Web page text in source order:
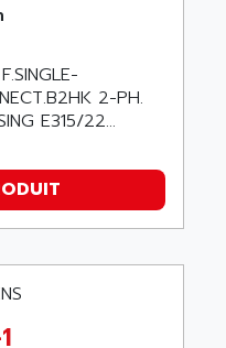
2-PH.
E315/22...